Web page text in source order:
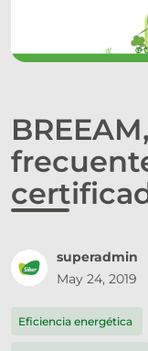
superadmin
May 24, 2019
Eficiencia energética